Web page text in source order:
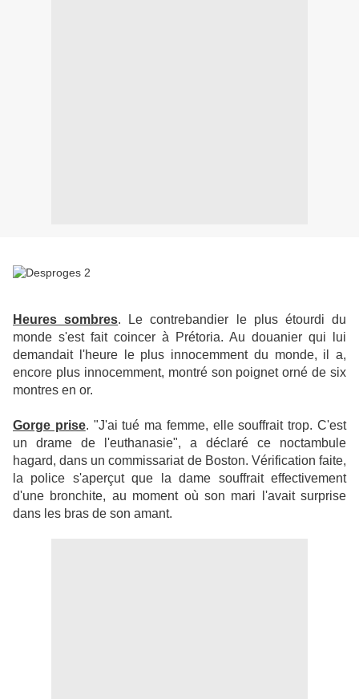
Heures sombres. Le contrebandier le plus étourdi du
monde s'est fait coincer à Prétoria. Au douanier qui lui
demandait l'heure le plus innocemment du monde, il a,
encore plus innocemment, montré son poignet orné de six
montres en or.
Gorge prise. "J'ai tué ma femme, elle souffrait trop. C'est
un drame de l'euthanasie", a déclaré ce noctambule
hagard, dans un commissariat de Boston. Vérification faite,
la police s'aperçut que la dame souffrait effectivement
d'une bronchite, au moment où son mari l'avait surprise
dans les bras de son amant.